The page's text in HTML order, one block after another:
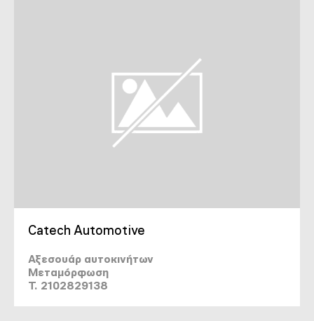
Catech Automotive
Αξεσουάρ αυτοκινήτων
Μεταμόρφωση
T. 2102829138